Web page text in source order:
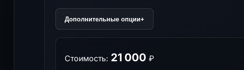
Дополнительные опции+
Стоимость: 21 000 ₽